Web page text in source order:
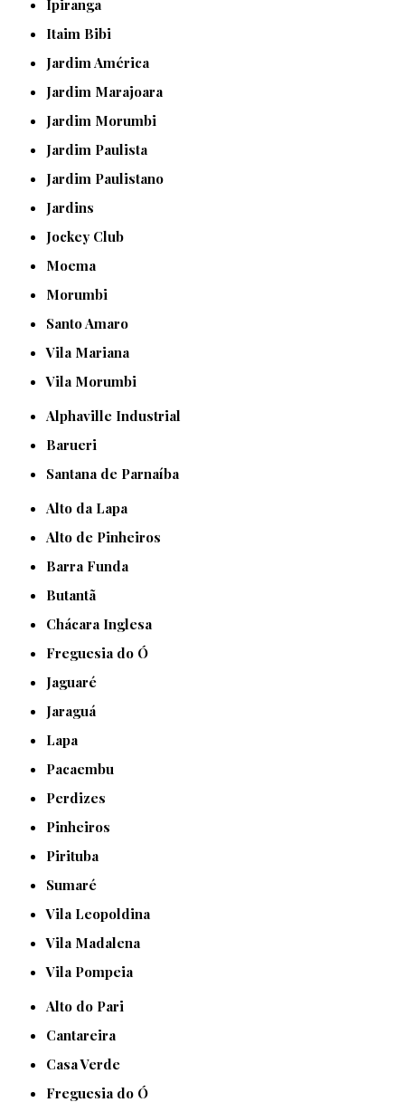
Ipiranga
Itaim Bibi
Jardim América
Jardim Marajoara
Jardim Morumbi
Jardim Paulista
Jardim Paulistano
Jardins
Jockey Club
Moema
Morumbi
Santo Amaro
Vila Mariana
Vila Morumbi
Alphaville Industrial
Barueri
Santana de Parnaíba
Alto da Lapa
Alto de Pinheiros
Barra Funda
Butantã
Chácara Inglesa
Freguesia do Ó
Jaguaré
Jaraguá
Lapa
Pacaembu
Perdizes
Pinheiros
Pirituba
Sumaré
Vila Leopoldina
Vila Madalena
Vila Pompeia
Alto do Pari
Cantareira
Casa Verde
Freguesia do Ó